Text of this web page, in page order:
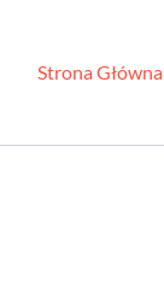
Strona Główna